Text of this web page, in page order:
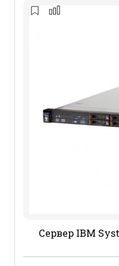
Сервер IBM